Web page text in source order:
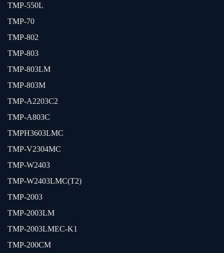
TMP-550L
TMP-70
TMP-802
TMP-803
TMP-803LM
TMP-803M
TMP-A2203C2
TMP-A803C
TMPH3603LMC
TMP-V2304MC
TMP-W2403
TMP-W2403LMC(T2)
TMP-2003
TMP-2003LM
TMP-2003LMEC-K1
TMP-200CM